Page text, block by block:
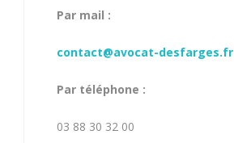
Par mail :
contact@avocat-desfarges.fr
Par téléphone :
03 88 30 32 00